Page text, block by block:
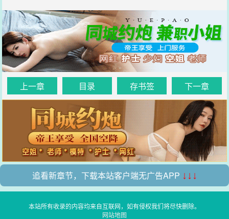
上一章 目录 存书签 下一章
追看新章节，下载本站客户端无广告APP ↓↓↓
本站所有收录的内容均来自互联网，如有侵权我们将尽快删除。
网站地图